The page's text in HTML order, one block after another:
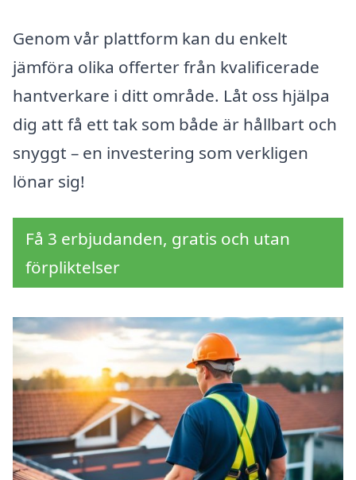
Genom vår plattform kan du enkelt
jämföra olika offerter från kvalificerade
hantverkare i ditt område. Låt oss hjälpa
dig att få ett tak som både är hållbart och
snyggt – en investering som verkligen
lönar sig!
Få 3 erbjudanden, gratis och utan
förpliktelser